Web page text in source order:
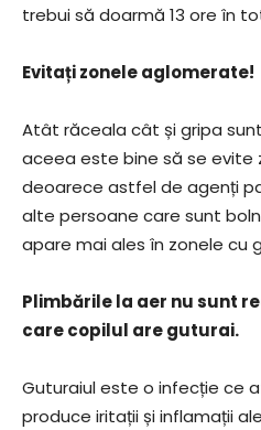
trebui să doarmă 13 ore în
Evitați zonele aglomerate!
Atât răceala cât și gripa
aceea este bine să se evite
deoarece astfel de agenți
alte persoane care sunt
apare mai ales în zonele cu
Plimbările la aer nu sunt
care copilul are guturai.
Guturaiul este o infecție ce
produce iritații și inflamații